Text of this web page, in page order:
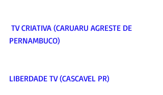
PERNAMBUCO)
LIBERDADE TV (CASCAVEL PR)